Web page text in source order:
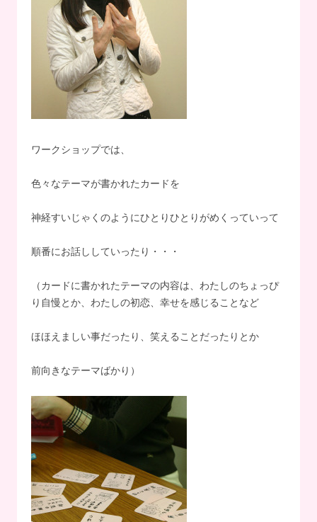
ワークショップでは、
色々なテーマが書かれたカードを
神経すいじゃくのようにひとりひとりがめくっていって
順番にお話ししていったり・・・
（カードに書かれたテーマの内容は、わたしのちょっぴ
り自慢とか、わたしの初恋、幸せを感じることなど
ほほえましい事だったり、笑えることだったりとか
前向きなテーマばかり）